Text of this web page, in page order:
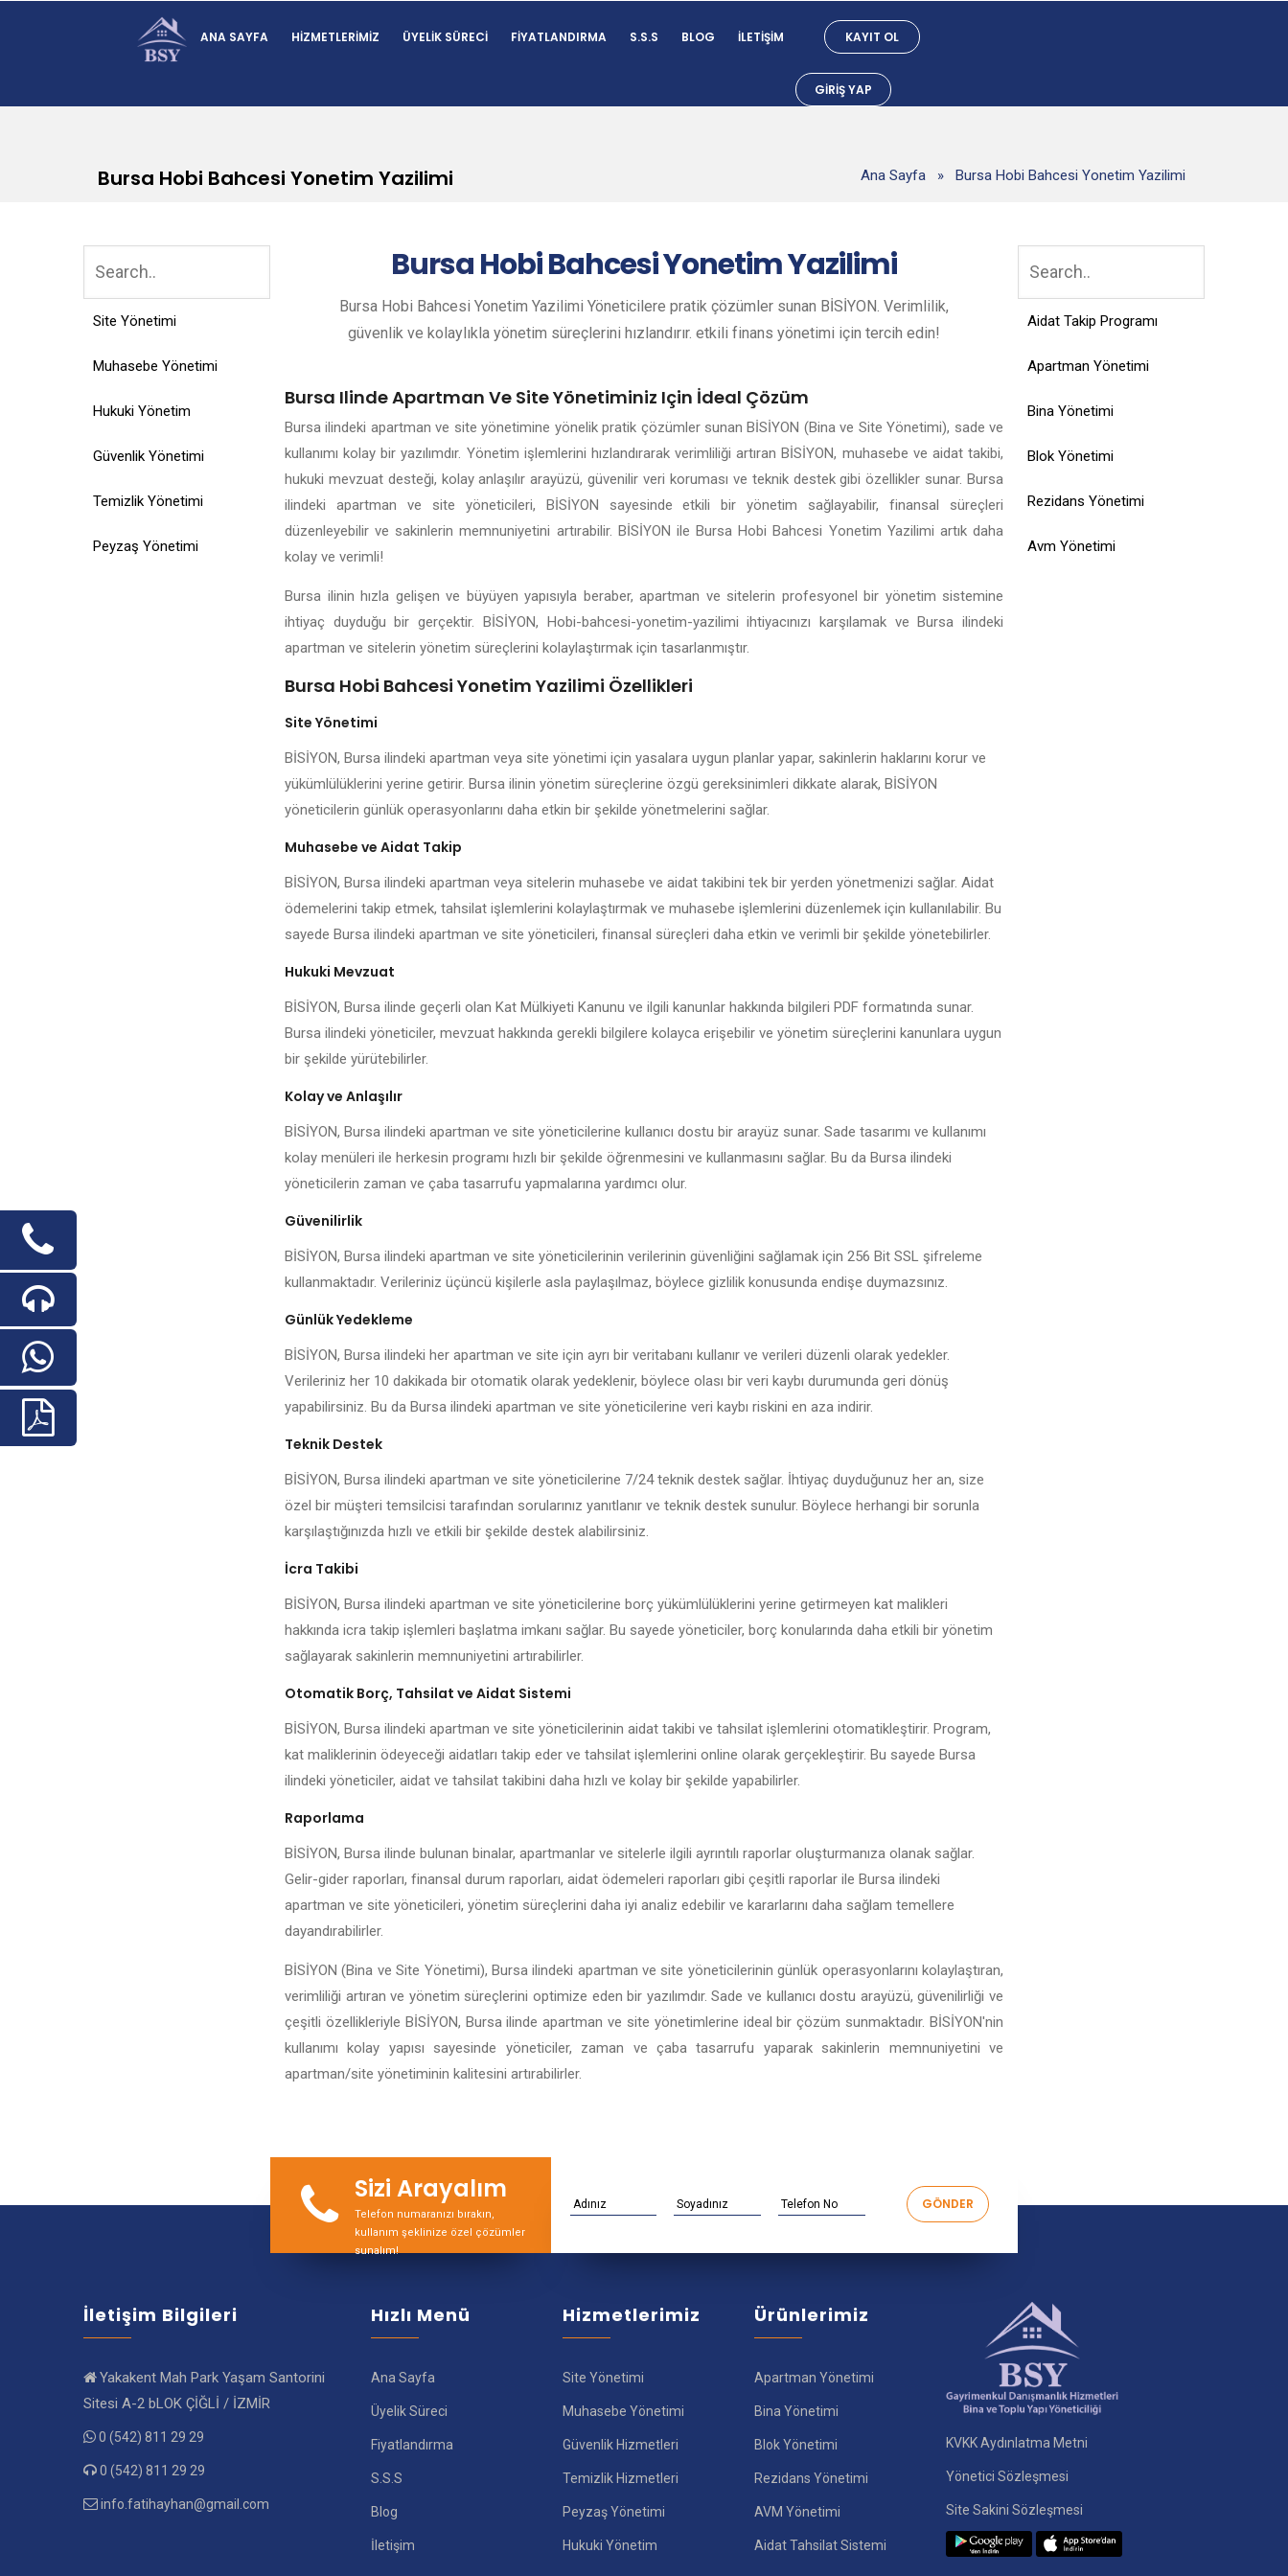
ANA SAYFA HIZMETLERIMIZ ÜYELIK SÜRECI FIYATLANDIRMA S.S.S BLOG İLETIŞIM KAYIT OL
GIRIŞ YAP
Bursa Hobi Bahcesi Yonetim Yazilimi Ana Sayfa » Bursa Hobi Bahcesi Yonetim Yazilimi
Site Yönetimi
Muhasebe Yönetimi
Hukuki Yönetim
Güvenlik Yönetimi
Temizlik Yönetimi
Peyzaş Yönetimi
BursaHobi Bahcesi Yonetim Yazilimi
Bursa Hobi Bahcesi Yonetim Yazilimi Yöneticilere pratik çözümler sunan BİSİYON. Verimlilik,
güvenlik ve kolaylıkla yönetim süreçlerini hızlandırır. etkili finans yönetimi için tercih edin!
Bursa Ilinde Apartman Ve Site Yönetiminiz Için İdeal Çözüm
Bursa ilindeki apartman ve site yönetimine yönelik pratik çözümler sunan BİSİYON (Bina ve Site Yönetimi), sade ve
kullanımı kolay bir yazılımdır. Yönetim işlemlerini hızlandırarak verimliliği artıran BİSİYON, muhasebe ve aidat takibi,
hukuki mevzuat desteği, kolay anlaşılır arayüzü, güvenilir veri koruması ve teknik destek gibi özellikler sunar. Bursa
ilindeki apartman ve site yöneticileri, BİSİYON sayesinde etkili bir yönetim sağlayabilir, finansal süreçleri
düzenleyebilir ve sakinlerin memnuniyetini artırabilir. BİSİYON ile Bursa Hobi Bahcesi Yonetim Yazilimi artık daha
kolay ve verimli!
Bursa ilinin hızla gelişen ve büyüyen yapısıyla beraber, apartman ve sitelerin profesyonel bir yönetim sistemine
ihtiyaç duyduğu bir gerçektir. BİSİYON, Hobi-bahcesi-yonetim-yazilimi ihtiyacınızı karşılamak ve Bursa ilindeki
apartman ve sitelerin yönetim süreçlerini kolaylaştırmak için tasarlanmıştır.
Bursa Hobi Bahcesi Yonetim Yazilimi Özellikleri
Site Yönetimi
BİSİYON, Bursa ilindeki apartman veya site yönetimi için yasalara uygun planlar yapar, sakinlerin haklarını korur ve
yükümlülüklerini yerine getirir. Bursa ilinin yönetim süreçlerine özgü gereksinimleri dikkate alarak, BİSİYON
yöneticilerin günlük operasyonlarını daha etkin bir şekilde yönetmelerini sağlar.
Muhasebe ve Aidat Takip
BİSİYON, Bursa ilindeki apartman veya sitelerin muhasebe ve aidat takibini tek bir yerden yönetmenizi sağlar. Aidat
ödemelerini takip etmek, tahsilat işlemlerini kolaylaştırmak ve muhasebe işlemlerini düzenlemek için kullanılabilir. Bu
sayede Bursa ilindeki apartman ve site yöneticileri, finansal süreçleri daha etkin ve verimli bir şekilde yönetebilirler.
Hukuki Mevzuat
BİSİYON, Bursa ilinde geçerli olan Kat Mülkiyeti Kanunu ve ilgili kanunlar hakkında bilgileri PDF formatında sunar.
Bursa ilindeki yöneticiler, mevzuat hakkında gerekli bilgilere kolayca erişebilir ve yönetim süreçlerini kanunlara uygun
bir şekilde yürütebilirler.
Kolay ve Anlaşılır
BİSİYON, Bursa ilindeki apartman ve site yöneticilerine kullanıcı dostu bir arayüz sunar. Sade tasarımı ve kullanımı
kolay menüleri ile herkesin programı hızlı bir şekilde öğrenmesini ve kullanmasını sağlar. Bu da Bursa ilindeki
yöneticilerin zaman ve çaba tasarrufu yapmalarına yardımcı olur.
Güvenilirlik
BİSİYON, Bursa ilindeki apartman ve site yöneticilerinin verilerinin güvenliğini sağlamak için 256 Bit SSL şifreleme
kullanmaktadır. Verileriniz üçüncü kişilerle asla paylaşılmaz, böylece gizlilik konusunda endişe duymazsınız.
Günlük Yedekleme
BİSİYON, Bursa ilindeki her apartman ve site için ayrı bir veritabanı kullanır ve verileri düzenli olarak yedekler.
Verileriniz her 10 dakikada bir otomatik olarak yedeklenir, böylece olası bir veri kaybı durumunda geri dönüş
yapabilirsiniz. Bu da Bursa ilindeki apartman ve site yöneticilerine veri kaybı riskini en aza indirir.
Teknik Destek
BİSİYON, Bursa ilindeki apartman ve site yöneticilerine 7/24 teknik destek sağlar. İhtiyaç duyduğunuz her an, size
özel bir müşteri temsilcisi tarafından sorularınız yanıtlanır ve teknik destek sunulur. Böylece herhangi bir sorunla
karşılaştığınızda hızlı ve etkili bir şekilde destek alabilirsiniz.
İcra Takibi
BİSİYON, Bursa ilindeki apartman ve site yöneticilerine borç yükümlülüklerini yerine getirmeyen kat malikleri
hakkında icra takip işlemleri başlatma imkanı sağlar. Bu sayede yöneticiler, borç konularında daha etkili bir yönetim
sağlayarak sakinlerin memnuniyetini artırabilirler.
Otomatik Borç, Tahsilat ve Aidat Sistemi
BİSİYON, Bursa ilindeki apartman ve site yöneticilerinin aidat takibi ve tahsilat işlemlerini otomatikleştirir. Program,
kat maliklerinin ödeyeceği aidatları takip eder ve tahsilat işlemlerini online olarak gerçekleştirir. Bu sayede Bursa
ilindeki yöneticiler, aidat ve tahsilat takibini daha hızlı ve kolay bir şekilde yapabilirler.
Raporlama
BİSİYON, Bursa ilinde bulunan binalar, apartmanlar ve sitelerle ilgili ayrıntılı raporlar oluşturmanıza olanak sağlar.
Gelir-gider raporları, finansal durum raporları, aidat ödemeleri raporları gibi çeşitli raporlar ile Bursa ilindeki
apartman ve site yöneticileri, yönetim süreçlerini daha iyi analiz edebilir ve kararlarını daha sağlam temellere
dayandırabilirler.
BİSİYON (Bina ve Site Yönetimi), Bursa ilindeki apartman ve site yöneticilerinin günlük operasyonlarını kolaylaştıran,
verimliliği artıran ve yönetim süreçlerini optimize eden bir yazılımdır. Sade ve kullanıcı dostu arayüzü, güvenilirliği ve
çeşitli özellikleriyle BİSİYON, Bursa ilinde apartman ve site yönetimlerine ideal bir çözüm sunmaktadır. BİSİYON'nin
kullanımı kolay yapısı sayesinde yöneticiler, zaman ve çaba tasarrufu yaparak sakinlerin memnuniyetini ve
apartman/site yönetiminin kalitesini artırabilirler.
Aidat Takip Programı
Apartman Yönetimi
Bina Yönetimi
Blok Yönetimi
Rezidans Yönetimi
Avm Yönetimi
Sizi Arayalım
Telefon numaranızı bırakın,
kullanım şeklinize özel çözümler
sunalım!
İletişim Bilgileri
Yakakent Mah Park Yaşam Santorini
Sitesi A-2 bLOK ÇİĞLİ / İZMİR
0 (542) 811 29 29
0 (542) 811 29 29
info.fatihayhan@gmail.com
Hızlı Menü
Ana Sayfa
Üyelik Süreci
Fiyatlandırma
S.S.S
Blog
İletişim
Hizmetlerimiz
Site Yönetimi
Muhasebe Yönetimi
Güvenlik Hizmetleri
Temizlik Hizmetleri
Peyzaş Yönetimi
Hukuki Yönetim
Ürünlerimiz
Apartman Yönetimi
Bina Yönetimi
Blok Yönetimi
Rezidans Yönetimi
AVM Yönetimi
Aidat Tahsilat Sistemi
KVKK Aydınlatma Metni
Yönetici Sözleşmesi
Site Sakini Sözleşmesi